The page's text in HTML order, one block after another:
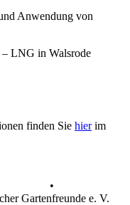
Anwendung von
– LNG in Walsrode
finden Sie hierim
•
Gartenfreunde e. V.